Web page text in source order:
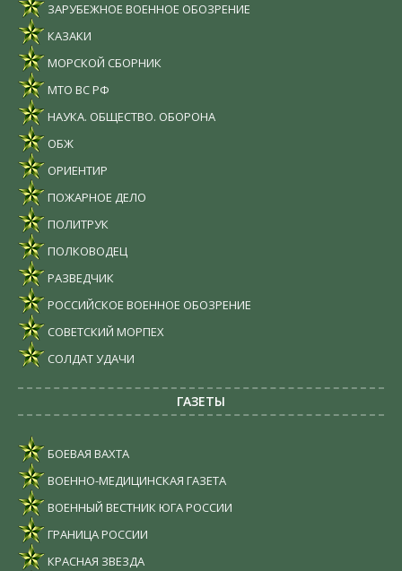
ЗАРУБЕЖНОЕ ВОЕННОЕ ОБОЗРЕНИЕ
КАЗАКИ
МОРСКОЙ СБОРНИК
МТО ВС РФ
НАУКА. ОБЩЕСТВО. ОБОРОНА
ОБЖ
ОРИЕНТИР
ПОЖАРНОЕ ДЕЛО
ПОЛИТРУК
ПОЛКОВОДЕЦ
РАЗВЕДЧИК
РОССИЙСКОЕ ВОЕННОЕ ОБОЗРЕНИЕ
СОВЕТСКИЙ МОРПЕХ
СОЛДАТ УДАЧИ
ГАЗЕТЫ
БОЕВАЯ ВАХТА
ВОЕННО-МЕДИЦИНСКАЯ ГАЗЕТА
ВОЕННЫЙ ВЕСТНИК ЮГА РОССИИ
ГРАНИЦА РОССИИ
КРАСНАЯ ЗВЕЗДА